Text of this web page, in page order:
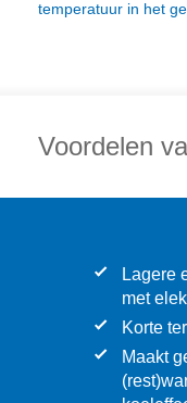
temperatuur in het
Voordelen
Lagere
met
Korte
Maakt